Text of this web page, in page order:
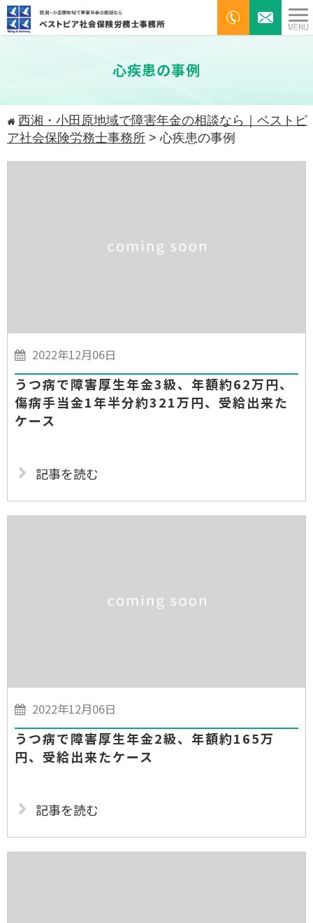
心疾患の事例
西湘・小田原地域で障害年金の相談なら｜ベストピ
ア社会保険労務士事務所 >心疾患の事例
2022年12月06日
うつ病で障害厚生年金3級、年額約62万円、
傷病手当金1年半分約321万円、受給出来た
ケース
記事を読む
2022年12月06日
うつ病で障害厚生年金2級、年額約165万
円、受給出来たケース
記事を読む